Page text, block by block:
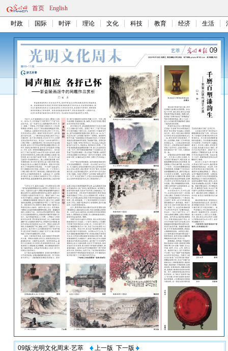
首页 English
时政 国际 时评 理论 文化 科技 教育 经济 生活
09版:光明文化周末·艺萃 上一版 下一版